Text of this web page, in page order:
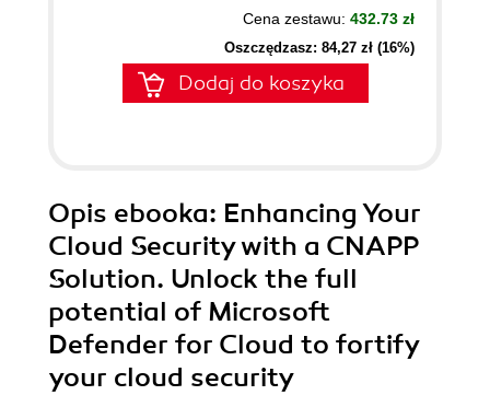
Cena zestawu: 432.73 zł
Oszczędzasz: 84,27 zł (16%)
Dodaj do koszyka
Opis ebooka: Enhancing Your
Cloud Security with a CNAPP
Solution. Unlock the full
potential of Microsoft
Defender for Cloud to fortify
your cloud security